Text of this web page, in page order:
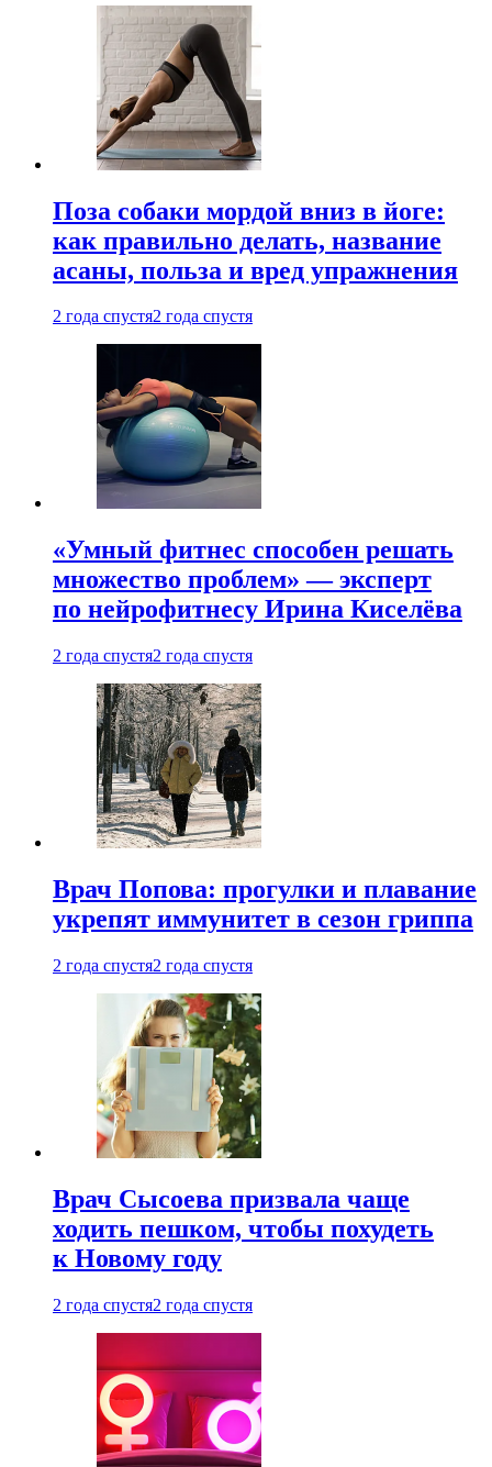
Поза собаки мордой вниз в йоге:
как правильно делать, название
асаны, польза и вред упражнения
2 года спустя2 года спустя
«Умный фитнес способен решать
множество проблем» — эксперт
по нейрофитнесу Ирина Киселёва
2 года спустя2 года спустя
Врач Попова: прогулки и плавание
укрепят иммунитет в сезон гриппа
2 года спустя2 года спустя
Врач Сысоева призвала чаще
ходить пешком, чтобы похудеть
к Новому году
2 года спустя2 года спустя